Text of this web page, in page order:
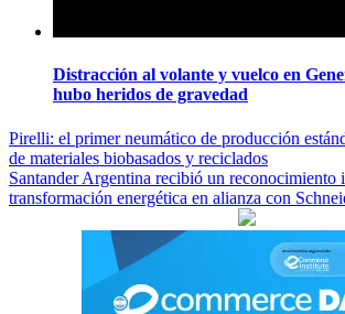
Distracción al volante y vuelco en
hubo heridos de gravedad
Navegación
de
entradas
Pirelli: el primer neumático de producción
de materiales biobasados y reciclados
Santander Argentina recibió un reconocimiento
transformación energética en alianza con